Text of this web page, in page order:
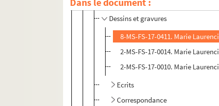
Dessins et gravures
8-MS-FS-17-0411. Marie
2-MS-FS-17-0014. Marie
2-MS-FS-17-0010. Marie
Ecrits
Correspondance